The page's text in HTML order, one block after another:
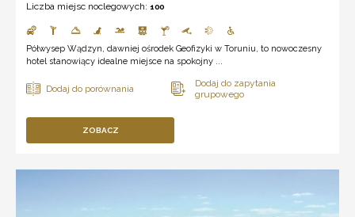
Liczba miejsc noclegowych: 100
Półwysep Wądzyn, dawniej ośrodek Geofizyki w Toruniu, to nowoczesny
hotel stanowiący idealne miejsce na spokojny ...
ZOBACZ